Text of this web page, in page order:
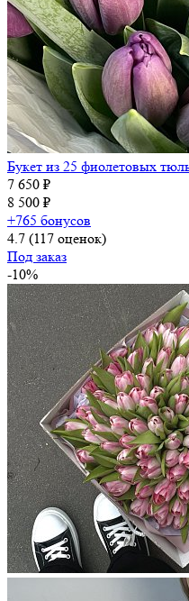
Букет из 25 фиолетовых
7 650 ₽
8 500 ₽
+765 бонусов
4.7 (117 оценок)
Под заказ
-10%